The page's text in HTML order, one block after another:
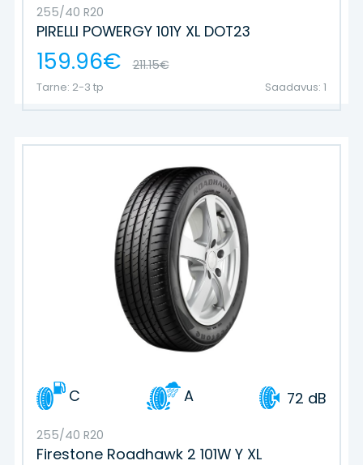
255/40 R20
PIRELLI POWERGY 101Y XL DOT23
159.96€ 211.15€
Tarne: 2-3 tp Saadavus: 1
C A 72 dB
255/40 R20
Firestone Roadhawk 2 101W Y XL